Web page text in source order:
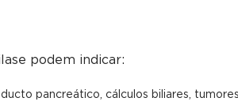
podem indicar:
pancreático, cálculos biliares,